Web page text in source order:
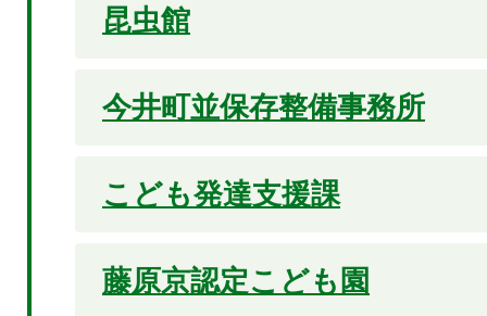
昆虫館
今井町並保存整備事務所
こども発達支援課
藤原京認定こども園